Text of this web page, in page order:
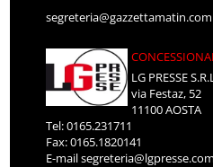
segreteria@gazzettamatin.com
LG PRESSE
via Festaz, 52
11100 AOSTA
Tel: 0165.231711
Fax: 0165.1820141
E-mailsegreteria@lgpresse.com